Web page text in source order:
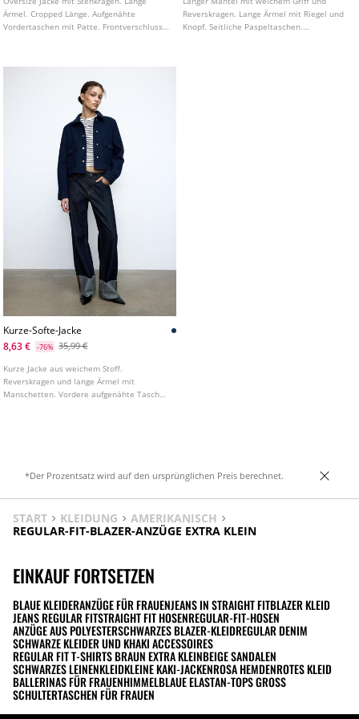
Ärmel. Cropped Länge. Aufgenähte
Vordertaschen mit Patte. Frontverschluss
Reverskragen. Lange Ärmel mit Riegel und
Knopf. Seitliche Paspeltaschen.
Kurze-Softe-Jacke
8,63 €
-76% 35,99 €
Kurze Jacke aus weichem Stoff.
Reverskragen und lange Ärmel mit
Manschetten. Vordere aufgenähte Taschen
*Der Prozentsatz wird auf den ursprünglichen Preis berechnet.
START KLEIDUNG
AMERIKANISCH
REGULAR-FIT-BLAZER-ANZÜGE EXTRA KLEIN
EINKAUF FORTSETZEN
BLAUE KLEIDERANZÜGE FÜR FRAUENJEANS IN STRAIGHT FITBLAZER KLEID
JEANS REGULAR FITSTRAIGHT FIT HOSENREGULAR-FIT-HOSEN
ANZÜGE AUS POLYESTERSCHWARZES BLAZER-KLEIDREGULAR DENIM
SCHWARZE KLEIDER UND KHAKI ACCESSOIRES
REGULAR FIT T-SHIRTS BRAUN EXTRA KLEINBEIGE SANDALEN
SCHWARZES LEINENKLEIDKLEINE KAKI-JACKENROSA HEMDENROTES KLEID
BALLERINAS FÜR FRAUENHIMMELBLAUE ELASTAN-TOPS GROSS
SCHULTERTASCHEN FÜR FRAUEN